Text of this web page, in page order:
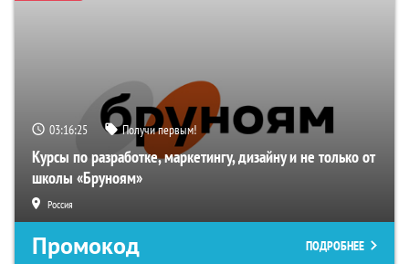
03:16:24 Получи первым!
Курсы по разработке, маркетингу, дизайну и не только от
школы «Бруноям»
Россия
Промокод ПОДРОБНЕЕ